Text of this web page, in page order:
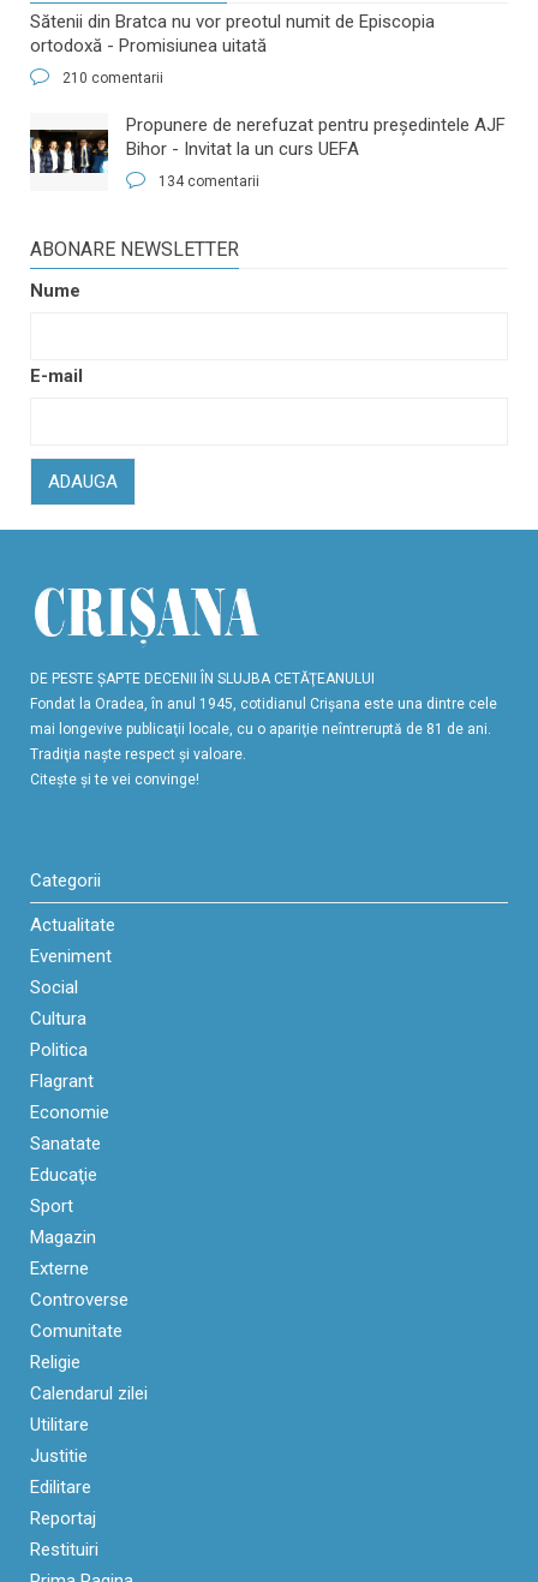
Sătenii din Bratca nu vor preotul numit de Episcopia
ortodoxă - Promisiunea uitată
210 comentarii
​Propunere de nerefuzat pentru preşedintele AJF
Bihor - Invitat la un curs UEFA
134 comentarii
ABONARE NEWSLETTER
Nume
E-mail
ADAUGA
DE PESTE ŞAPTE DECENII ÎN SLUJBA CETĂŢEANULUI
Fondat la Oradea, în anul 1945, cotidianul Crişana este una dintre cele
mai longevive publicaţii locale, cu o apariţie neîntreruptă de 81 de ani.
Tradiţia naşte respect şi valoare.
Citeşte şi te vei convinge!
Categorii
Actualitate
Eveniment
Social
Cultura
Politica
Flagrant
Economie
Sanatate
Educaţie
Sport
Magazin
Externe
Controverse
Comunitate
Religie
Calendarul zilei
Utilitare
Justitie
Edilitare
Reportaj
Restituiri